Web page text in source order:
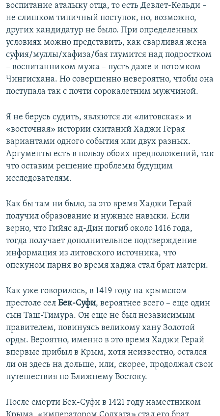
воспитание аталыку отца, то есть Девлет-Кельди –
не слишком типичный поступок, но, возможно,
других кандидатур не было. При определенных
условиях можно представить, как сварливая жена
суфия/муллы/хафиза/бая глумится над подростком
– воспитанником мужа – пусть даже и потомком
Чингисхана. Но совершенно невероятно, чтобы она
поступала так с почти сорокалетним мужчиной.
Я не берусь судить, являются ли «литовская» и
«восточная» истории скитаний Хаджи Герая
вариантами одного события или двух разных.
Аргументы есть в пользу обоих предположений, так
что оставим решение проблемы будущим
исследователям.
Как бы там ни было, за это время Хаджи Герай
получил образование и нужные навыки. Если
верно, что Гийяс ад-Дин погиб около 1416 года,
тогда получает дополнительное подтверждение
информация из литовского источника, что
опекуном парня во время хаджа стал брат матери.
Как уже говорилось, в 1419 году на крымском
престоле сел Бек-Суфи, вероятнее всего – еще один
сын Таш-Тимура. Он еще не был независимым
правителем, повинуясь великому хану Золотой
орды. Вероятно, именно в это время Хаджи Герай
впервые прибыл в Крым, хотя неизвестно, остался
ли он здесь на дольше, или, скорее, продолжал свои
путешествия по Ближнему Востоку.
После смерти Бек-Суфи в 1421 году наместником